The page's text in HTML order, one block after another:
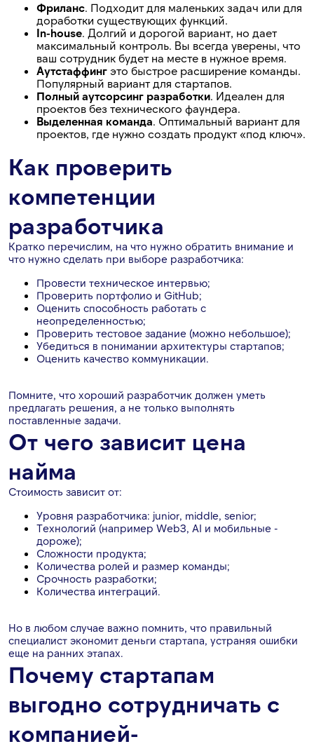
Фриланс. Подходит для маленьких задач или для
доработки существующих функций.
In-house. Долгий и дорогой вариант, но дает
максимальный контроль. Вы всегда уверены, что
ваш сотрудник будет на месте в нужное время.
Аутстаффинг это быстрое расширение команды.
Популярный вариант для стартапов.
Полный аутсорсинг разработки. Идеален для
проектов без технического фаундера.
Выделенная команда. Оптимальный вариант для
проектов, где нужно создать продукт «под ключ».
Как проверить
компетенции
разработчика
Кратко перечислим, на что нужно обратить внимание и
что нужно сделать при выборе разработчика:
Провести техническое интервью;
Проверить портфолио и GitHub;
Оценить способность работать с
неопределенностью;
Проверить тестовое задание (можно небольшое);
Убедиться в понимании архитектуры стартапов;
Оценить качество коммуникации.
Помните, что хороший разработчик должен уметь
предлагать решения, а не только выполнять
поставленные задачи.
От чего зависит цена
найма
Стоимость зависит от:
Уровня разработчика: junior, middle, senior;
Технологий (например Web3, AI и мобильные -
дороже);
Сложности продукта;
Количества ролей и размер команды;
Срочность разработки;
Количества интеграций.
Но в любом случае важно помнить, что правильный
специалист экономит деньги стартапа, устраняя ошибки
еще на ранних этапах.
Почему стартапам
выгодно сотрудничать с
компанией-